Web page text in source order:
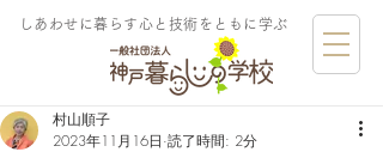
しあわせに暮らす​心と技術をともに学ぶ
村山順子
2023年11月16日 読了時間: 2分